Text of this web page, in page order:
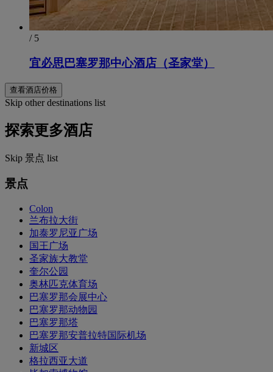
/ 5
宜必思巴塞罗那中心酒店（圣家堂）
查看酒店价格
Skip other destinations list
探索更多酒店
Skip 景点 list
景点
Colon
兰布拉大街
加泰罗尼亚广场
国王广场
圣家族大教堂
奎尔公园
奥林匹克体育场
巴塞罗那会展中心
巴塞罗那动物园
巴塞罗那塔
巴塞罗那安普拉特国际机场
新城区
格拉西亚大道